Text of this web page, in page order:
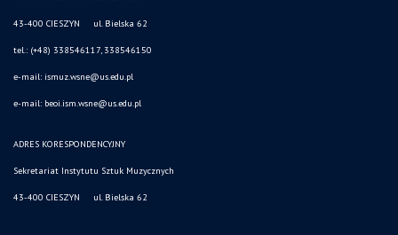
43-400 CIESZYN ul. Bielska 62
tel.: (+48) 338546117, 338546150
e-mail: ismuz.wsne@us.edu.pl
e-mail: beoi.ism.wsne@us.edu.pl
ADRES KORESPONDENCYJNY
Sekretariat Instytutu Sztuk Muzycznych
43-400 CIESZYN ul. Bielska 62